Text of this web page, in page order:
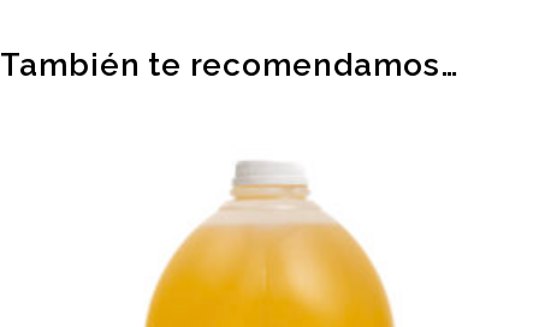
También te recomendamos…